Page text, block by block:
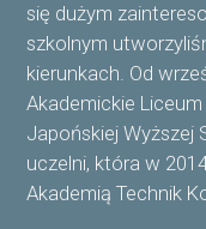
się dużym
szkolnym
kierunkach. Od
Akademickie
Japońskiej Wyższej
uczelni, która w
Akademią Technik